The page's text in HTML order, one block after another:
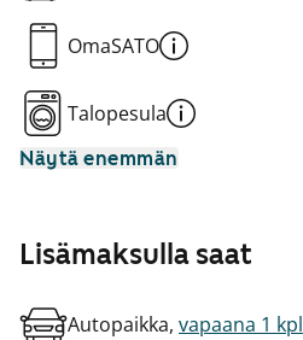
OmaSATO
Talopesula
Näytä enemmän
Lisämaksulla saat
Autopaikka, vapaana 1 kpl